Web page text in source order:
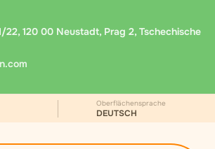
22, 120 00 Neustadt, Prag 2, Tschechische
Oberflächensprache
DEUTSCH